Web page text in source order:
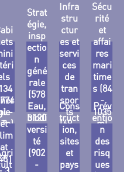
-
Strat
égie,
insp
ectio
n
géné
rale
(578
-
3120
ml -
3 Go)
Infra
stru
ctur
es et
servi
ces
de
tran
spor
ts
(69 -
794
ml)
Sécu
rité
et
affai
res
mari
time
s (84
-
1035
ml
2,7
Go)
et
at
Eau,
biodi
versi
té
(902
-
Cons
truct
ion,
sites
et
pays
Prév
entio
n
des
risq
ues